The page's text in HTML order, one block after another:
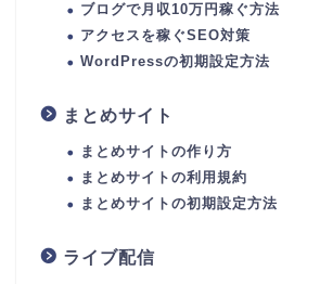
ブログで月収10万円稼ぐ方法
アクセスを稼ぐSEO対策
WordPressの初期設定方法
まとめサイト
まとめサイトの作り方
まとめサイトの利用規約
まとめサイトの初期設定方法
ライブ配信